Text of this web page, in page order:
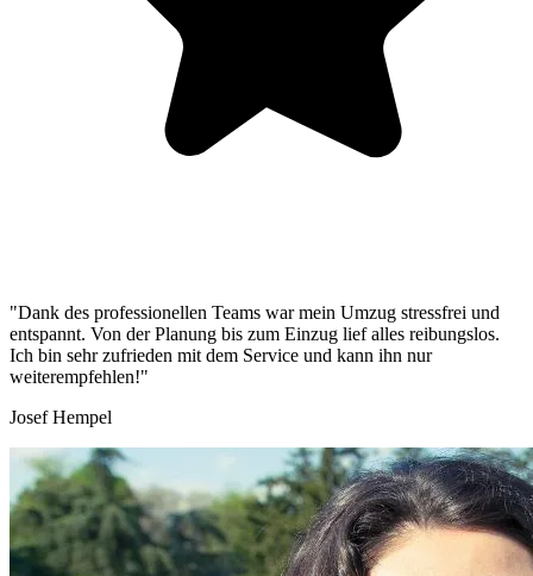
"Dank des professionellen Teams war mein Umzug stressfrei und
entspannt. Von der Planung bis zum Einzug lief alles reibungslos.
Ich bin sehr zufrieden mit dem Service und kann ihn nur
weiterempfehlen!"
Josef Hempel